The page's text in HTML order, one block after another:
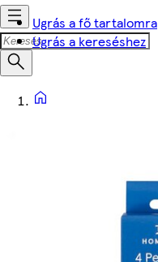
Ugrás a fő tartalomra
Ugrás a kereséshez